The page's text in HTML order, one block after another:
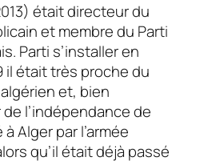
était directeur du
et membre du Parti
Parti s’installer en
il était très proche du
et, bien
l’indépendance de
Alger par l’armée
qu’il était déjà passé